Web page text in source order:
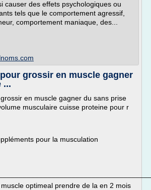
causer des effets psychologiques ou
tels que le comportement agressif,
comportement maniaque, des...
grossir en muscle gagner
...
en muscle gagner du sans prise
musculaire cuisse proteine pour r
pour la musculation
optimeal prendre de la en 2 mois